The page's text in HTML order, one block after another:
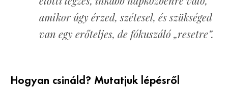
amikor úgy érzed, szétesel, és szükséged
van egy erőteljes, de fókuszáló „resetre”.
Hogyan csináld? Mutatjuk lépésről